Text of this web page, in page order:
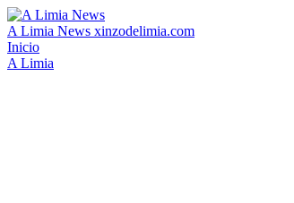
A Limia News xinzodelimia.com
Inicio
A Limia